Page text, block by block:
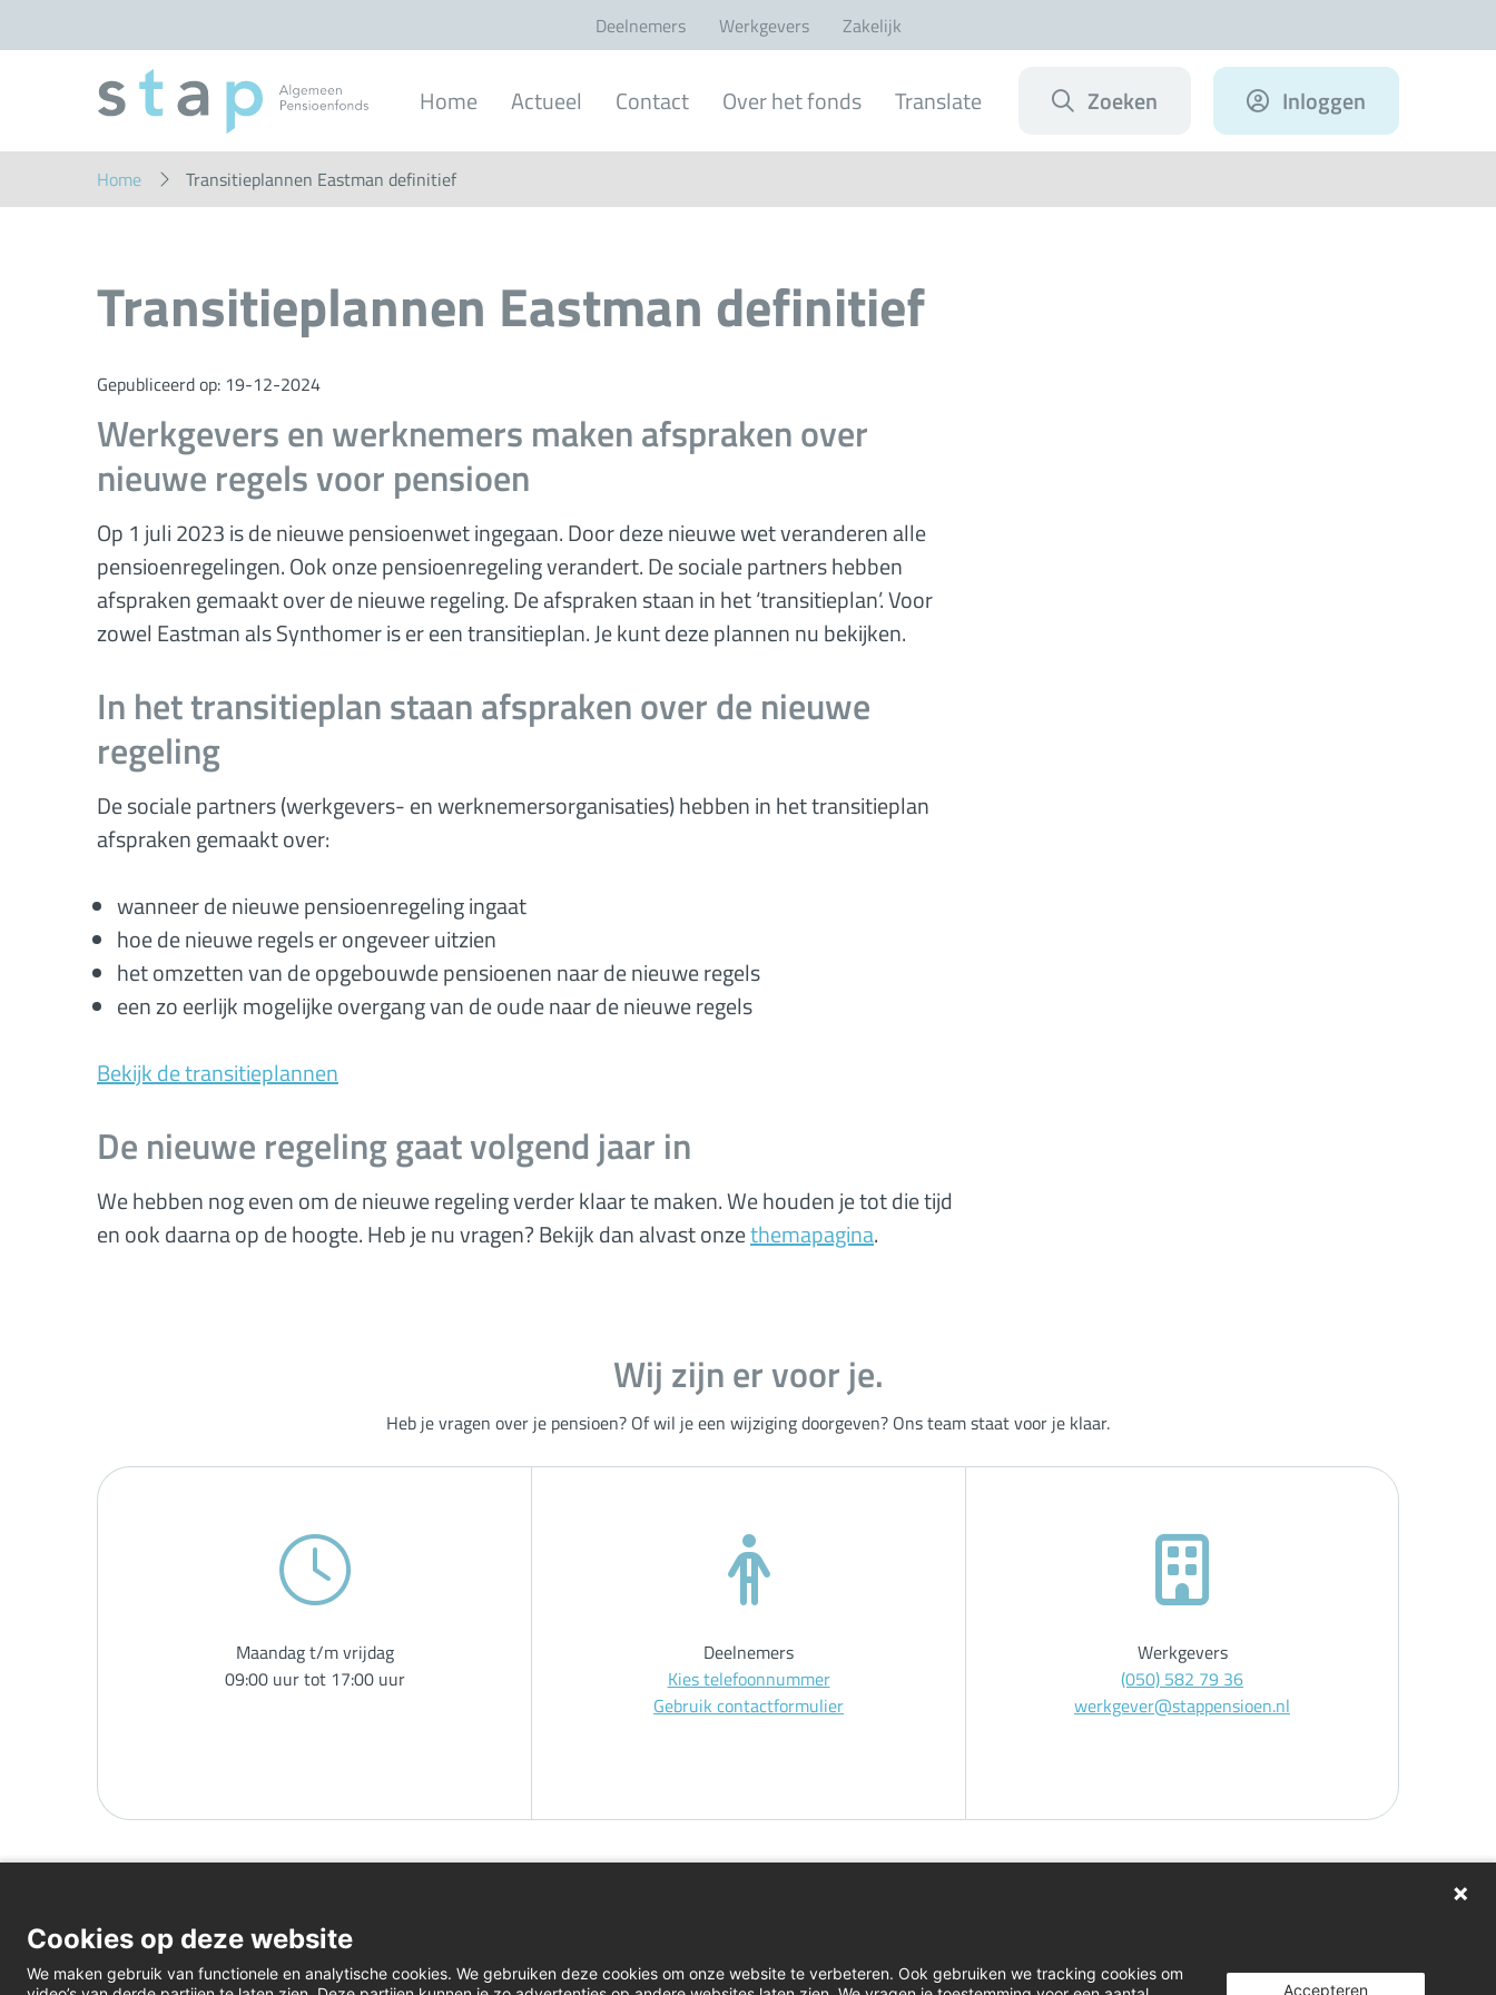
naar
Deelnemers Werkgevers Zakelijk
Home Actueel Contact Over het fonds Translate Zoeken Inloggen
Home Transitieplannen Eastman definitief
Transitieplannen Eastman definitief
Gepubliceerd op: 19-12-2024
Werkgevers en werknemers maken afspraken over
nieuwe regels voor pensioen
Op 1 juli 2023 is de nieuwe pensioenwet ingegaan. Door deze nieuwe wet veranderen alle
pensioenregelingen. Ook onze pensioenregeling verandert. De sociale partners hebben
afspraken gemaakt over de nieuwe regeling. De afspraken staan in het ‘transitieplan’. Voor
zowel Eastman als Synthomer is er een transitieplan. Je kunt deze plannen nu bekijken.
In het transitieplan staan afspraken over de nieuwe
regeling
De sociale partners (werkgevers- en werknemersorganisaties) hebben in het transitieplan
afspraken gemaakt over:
wanneer de nieuwe pensioenregeling ingaat
hoe de nieuwe regels er ongeveer uitzien
het omzetten van de opgebouwde pensioenen naar de nieuwe regels
een zo eerlijk mogelijke overgang van de oude naar de nieuwe regels
Bekijk de transitieplannen
De nieuwe regeling gaat volgend jaar in
We hebben nog even om de nieuwe regeling verder klaar te maken. We houden je tot die tijd
en ook daarna op de hoogte. Heb je nu vragen? Bekijk dan alvast onzethemapagina.
Wij zijn er voor je.
Heb je vragen over je pensioen? Of wil je een wijziging doorgeven? Ons team staat voor je klaar.
Maandag t/m vrijdag
09:00 uur tot 17:00 uur
Deelnemers
Kies telefoonnummer
Gebruik contactformulier
Werkgevers
(050) 582 79 36
werkgever@stappensioen.nl
Contact
Klacht
Cookies op deze website
We maken gebruik van functionele en analytische cookies. We gebruiken deze cookies om onze website te verbeteren. Ook gebruiken we tracking cookies om
Accepteren